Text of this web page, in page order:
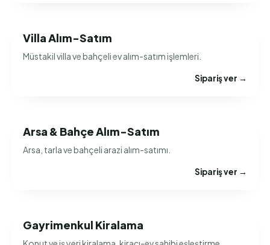
Villa Alım-Satım
Müstakil villa ve bahçeli ev alım-satım işlemleri.
Sipariş ver →
Arsa & Bahçe Alım-Satım
Arsa, tarla ve bahçeli arazi alım-satımı.
Sipariş ver →
Gayrimenkul Kiralama